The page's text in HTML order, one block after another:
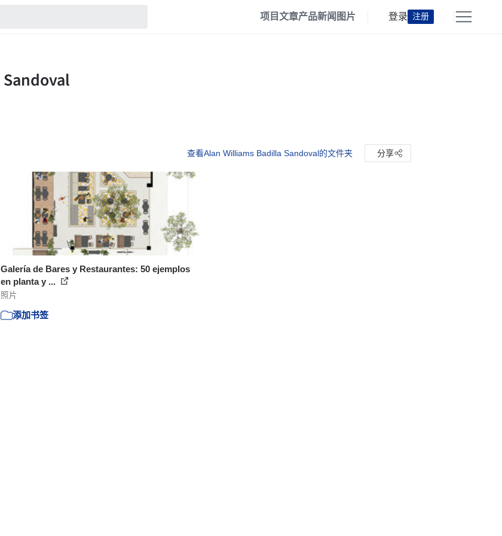
项目文章产品新闻 图片 登录 注册
查看Alan Williams Badilla Sandoval的文件夹 分享
Galería de Bares y Restaurantes: 50 ejemplos
en planta y ...
照片
添加书签